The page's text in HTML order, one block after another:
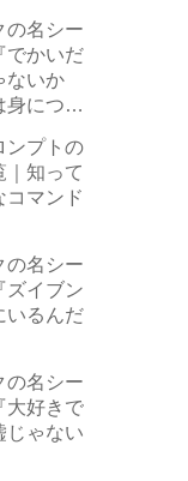
の名シー
でかいだ
ないか
身につけ
かくす
ない。た
な名コ
派な才
ンプトの
｜知って
コマンド
の名シー
ズイブン
いるんだ
の名シー
大好きで
じゃない